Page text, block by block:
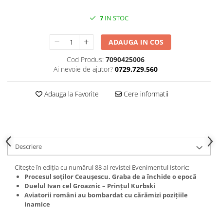
7 IN STOC
ADAUGA IN COS
Cod Produs: 7090425006
Ai nevoie de ajutor? 0729.729.560
Adauga la Favorite Cere informatii
Descriere
Citește în ediția cu numărul 88 al revistei Evenimentul Istoric:
Procesul soților Ceaușescu. Graba de a închide o epocă
Duelul Ivan cel Groaznic – Prințul Kurbski
Aviatorii români au bombardat cu cărămizi pozițiile
inamice